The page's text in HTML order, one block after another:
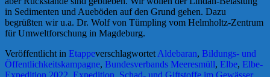
in Sedimenten und Aueböden auf den Grund gehen. Dazu
begrüßten wir u.a. Dr. Wolf von Tümpling vom Helmholtz-Zentrum
für Umweltforschung in Magdeburg.
Veröffentlicht in Etappeverschlagwortet Aldebaran, Bildungs- und
Öffentlichkeitskampagne, Bundesverbands Meeresmüll, Elbe, Elbe-
Expedition 2022, Expedition, Schad- und Giftstoffe im Gewässer,